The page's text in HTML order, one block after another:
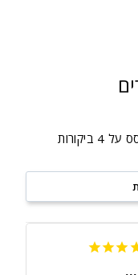
4 ביקורות